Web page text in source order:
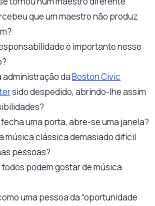
que um maestro não produz
é importante nesse
administração daBoston Civic
sido despedido, abrindo-lhe assim
uma porta, abre-se uma janela?
música clássica demasiado difícil
pessoas?
todos podem gostar de música
uma pessoa da “oportunidade